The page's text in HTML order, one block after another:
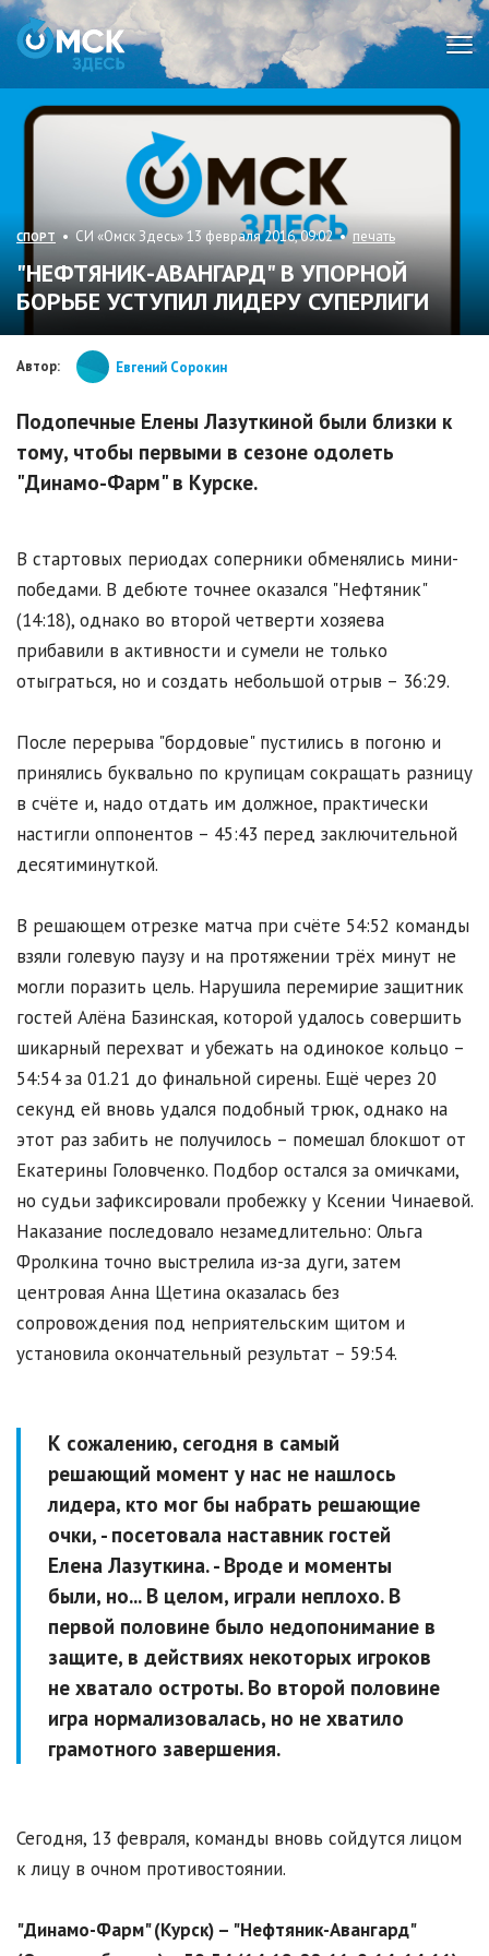
СПОРТ • СИ «Омск Здесь» 13 февраля 2016, 09:02 • печать
"НЕФТЯНИК-АВАНГАРД" В УПОРНОЙ
БОРЬБЕ УСТУПИЛ ЛИДЕРУ СУПЕРЛИГИ
Автор: Евгений Сорокин
Подопечные Елены Лазуткиной были близки к
тому, чтобы первыми в сезоне одолеть
"Динамо-Фарм" в Курске.
В стартовых периодах соперники обменялись мини-
победами. В дебюте точнее оказался "Нефтяник"
(14:18), однако во второй четверти хозяева
прибавили в активности и сумели не только
отыграться, но и создать небольшой отрыв – 36:29.
После перерыва "бордовые" пустились в погоню и
принялись буквально по крупицам сокращать разницу
в счёте и, надо отдать им должное, практически
настигли оппонентов – 45:43 перед заключительной
десятиминуткой.
В решающем отрезке матча при счёте 54:52 команды
взяли голевую паузу и на протяжении трёх минут не
могли поразить цель. Нарушила перемирие защитник
гостей Алёна Базинская, которой удалось совершить
шикарный перехват и убежать на одинокое кольцо –
54:54 за 01.21 до финальной сирены. Ещё через 20
секунд ей вновь удался подобный трюк, однако на
этот раз забить не получилось – помешал блокшот от
Екатерины Головченко. Подбор остался за омичками,
но судьи зафиксировали пробежку у Ксении Чинаевой.
Наказание последовало незамедлительно: Ольга
Фролкина точно выстрелила из-за дуги, затем
центровая Анна Щетина оказалась без
сопровождения под неприятельским щитом и
установила окончательный результат – 59:54.
К сожалению, сегодня в самый
решающий момент у нас не нашлось
лидера, кто мог бы набрать решающие
очки, - посетовала наставник гостей
Елена Лазуткина. - Вроде и моменты
были, но... В целом, играли неплохо. В
первой половине было недопонимание в
защите, в действиях некоторых игроков
не хватало остроты. Во второй половине
игра нормализовалась, но не хватило
грамотного завершения.
Сегодня, 13 февраля, команды вновь сойдутся лицом
к лицу в очном противостоянии.
"Динамо-Фарм" (Курск) – "Нефтяник-Авангард"